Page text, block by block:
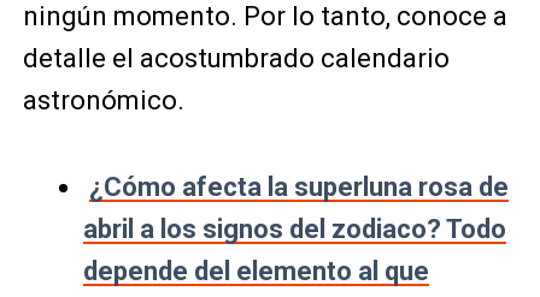
ningún momento. Por lo tanto, conoce a
detalle el acostumbrado calendario
astronómico.
¿Cómo afecta la superluna rosa de
abril a los signos del zodiaco? Todo
depende del elemento al que